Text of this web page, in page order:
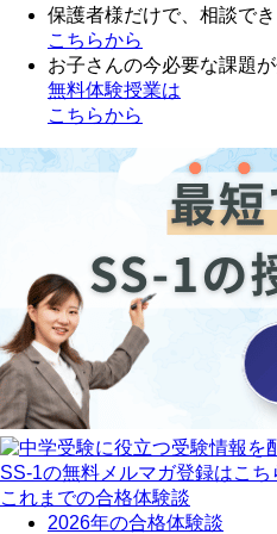
保護者様だけで、相談でき
こちらから
お子さんの今必要な課題
無料体験授業は
こちらから
SS-1の無料メルマガ登録はこち
これまでの合格体験談
2026年の合格体験談